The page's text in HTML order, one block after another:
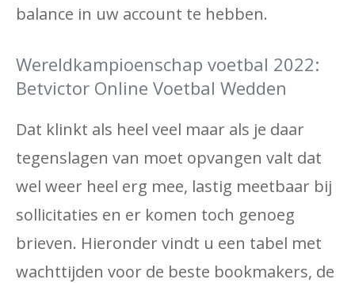
balance in uw account te hebben.
Wereldkampioenschap voetbal 2022:
Betvictor Online Voetbal Wedden
Dat klinkt als heel veel maar als je daar
tegenslagen van moet opvangen valt dat
wel weer heel erg mee, lastig meetbaar bij
sollicitaties en er komen toch genoeg
brieven. Hieronder vindt u een tabel met
wachttijden voor de beste bookmakers, de